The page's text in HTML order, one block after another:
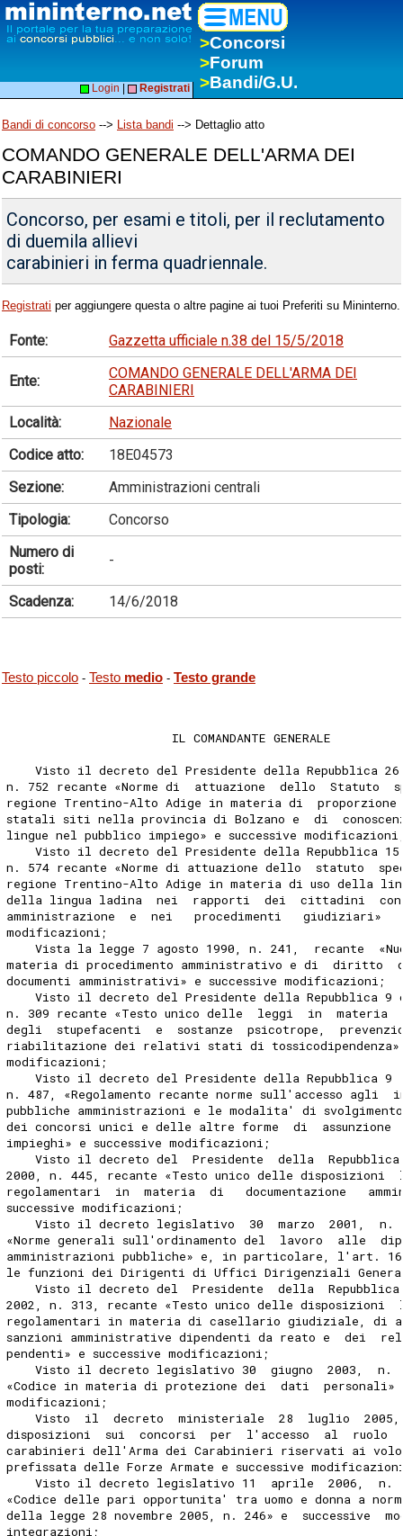
>Concorsi
>Forum
>Bandi/G.U.
Login Registrati
Bandi di concorso --> Lista bandi --> Dettaglio atto
COMANDO GENERALE DELL'ARMA DEI
CARABINIERI
Concorso, per esami e titoli, per il reclutamento
di duemila allievi
carabinieri in ferma quadriennale.
Registrati per aggiungere questa o altre pagine ai tuoi Preferiti su Mininterno.
Fonte: Gazzetta ufficiale n.38 del 15/5/2018
Ente:
COMANDO GENERALE DELL'ARMA DEI
CARABINIERI
Località:
Nazionale
Codice atto:
18E04573
Sezione:
Amministrazioni centrali
Tipologia:
Concorso
Numero di
posti:
-
Scadenza: 14/6/2018
Testo piccolo - Testo medio - Testo grande
                       IL COMANDANTE GENERALE
Visto il decreto del Presidente della Repubblica
n. 752 recante «Norme di  attuazione  dello  Statuto
regione Trentino-Alto Adige in materia di
statali siti nella provincia di Bolzano e  di
lingue nel pubblico impiego» e successive
Visto il decreto del Presidente della Repubblica
n. 574 recante «Norme di attuazione dello  statuto
regione Trentino-Alto Adige in materia di uso della
della lingua ladina  nei  rapporti  dei  cittadini
amministrazione  e  nei   procedimenti   giudiziari»
modificazioni;
Vista la legge 7 agosto 1990, n. 241,  recante
materia di procedimento amministrativo e di  diritto
documenti amministrativi» e successive modificazioni;
Visto il decreto del Presidente della Repubblica 9
n. 309 recante «Testo unico delle  leggi  in
degli  stupefacenti  e  sostanze  psicotrope,
riabilitazione dei relativi stati di tossicodipendenza»
modificazioni;
Visto il decreto del Presidente della Repubblica 9
n. 487, «Regolamento recante norme sull'accesso agli
pubbliche amministrazioni e le modalita' di
dei concorsi unici e delle altre forme  di
impieghi» e successive modificazioni;
Visto il decreto del  Presidente  della
2000, n. 445, recante «Testo unico delle disposizioni
regolamentari  in  materia  di   documentazione
successive modificazioni;
Visto il decreto legislativo  30  marzo  2001,  n.
«Norme generali sull'ordinamento del  lavoro  alle
amministrazioni pubbliche» e, in particolare, l'art.
le funzioni dei Dirigenti di Uffici Dirigenziali
Visto il decreto del  Presidente  della
2002, n. 313, recante «Testo unico delle disposizioni
regolamentari in materia di casellario giudiziale, di
sanzioni amministrative dipendenti da reato e  dei
pendenti» e successive modificazioni;
Visto il decreto legislativo 30  giugno  2003,  n.
«Codice in materia di protezione dei  dati  personali»
modificazioni;
Visto  il  decreto  ministeriale  28  luglio
disposizioni  sui  concorsi  per  l'accesso  al  ruolo
carabinieri dell'Arma dei Carabinieri riservati ai
prefissata delle Forze Armate e successive
Visto il decreto legislativo 11  aprile  2006,  n.
«Codice delle pari opportunita' tra uomo e donna a
della legge 28 novembre 2005, n. 246» e  successive
integrazioni;